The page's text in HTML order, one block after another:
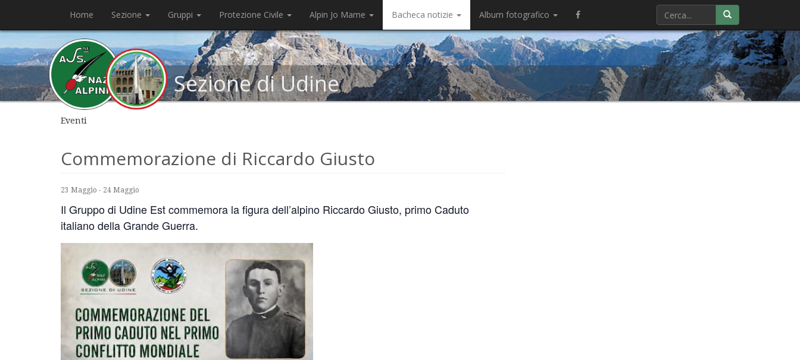
Home Sezione Gruppi Protezione Civile Alpin Jo Mame Bacheca notizie Album fotografico
Sezione di Udine
Eventi
Commemorazione di Riccardo Giusto
23 Maggio - 24 Maggio
Il Gruppo di Udine Est commemora la figura dell’alpino Riccardo Giusto, primo Caduto
italiano della Grande Guerra.